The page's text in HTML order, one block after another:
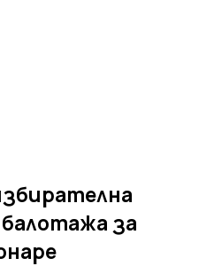
за